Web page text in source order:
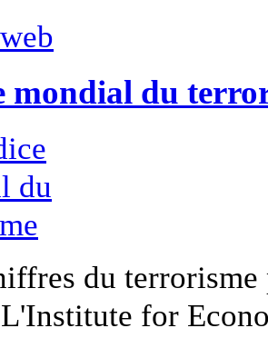
mondial du
du
for